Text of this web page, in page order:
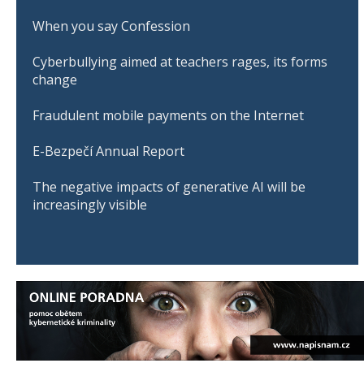
When you say Confession
Cyberbullying aimed at teachers rages, its forms
change
Fraudulent mobile payments on the Internet
E-Bezpečí Annual Report
The negative impacts of generative AI will be
increasingly visible